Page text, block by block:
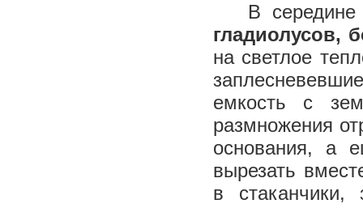
В середине
гладиолусов,
на светлое
емкость с
размножения
основания, а
вырезать
в стаканчики,